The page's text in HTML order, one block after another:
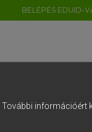
BELÉPÉS EDUID-
További információért